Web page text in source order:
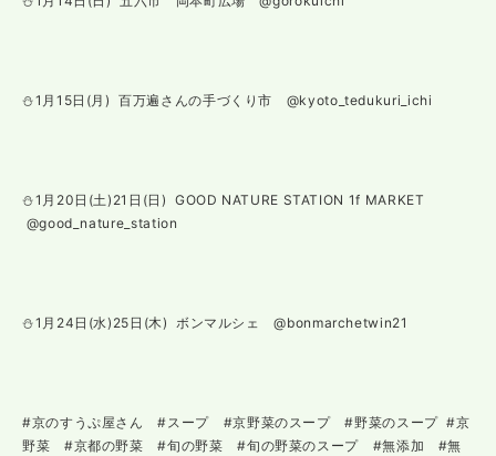
⛄️1月15日(月) 百万遍さんの手づくり市 @kyoto_tedukuri_ichi
⛄️1月20日(土)21日(日) GOOD NATURE STATION 1f MARKET
@good_nature_station
⛄️1月24日(水)25日(木) ボンマルシェ @bonmarchetwin21
#京のすうぷ屋さん #スープ #京野菜のスープ #野菜のスープ #京
野菜 #京都の野菜 #旬の野菜 #旬の野菜のスープ #無添加 #無